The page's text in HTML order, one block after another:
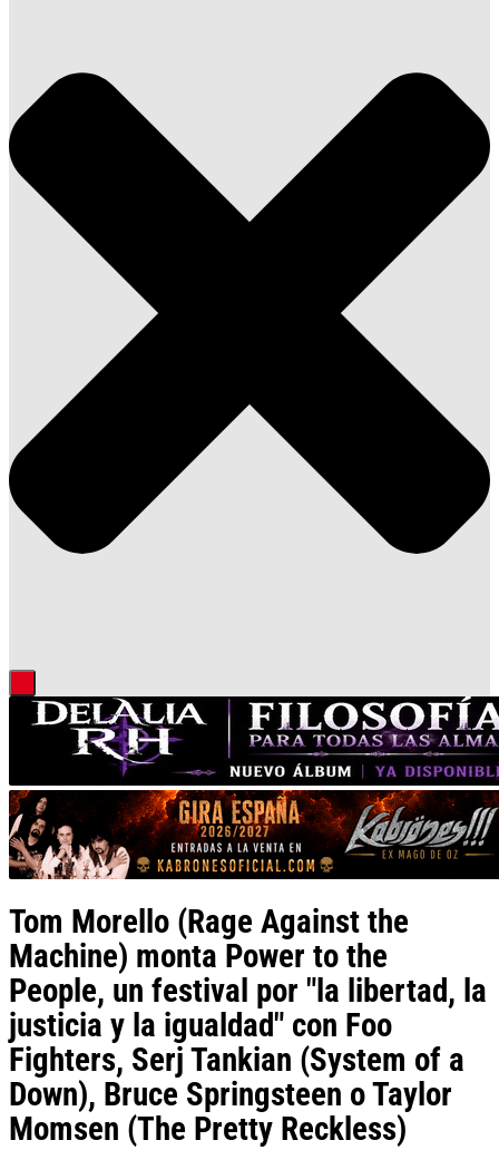
Tom Morello (Rage Against the
Machine) monta Power to the
People, un festival por "la libertad, la
justicia y la igualdad" con Foo
Fighters, Serj Tankian (System of a
Down), Bruce Springsteen o Taylor
Momsen (The Pretty Reckless)